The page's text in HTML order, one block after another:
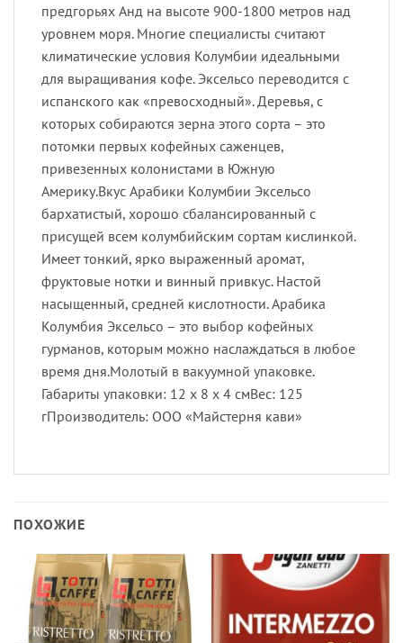
предгорьях Анд на высоте 900-1800 метров над
уровнем моря. Многие специалисты считают
климатические условия Колумбии идеальными
для выращивания кофе. Эксельсо переводится с
испанского как «превосходный». Деревья, с
которых собираются зерна этого сорта – это
потомки первых кофейных саженцев,
привезенных колонистами в Южную
Америку.Вкус Арабики Колумбии Эксельсо
бархатистый, хорошо сбалансированный с
присущей всем колумбийским сортам кислинкой.
Имеет тонкий, ярко выраженный аромат,
фруктовые нотки и винный привкус. Настой
насыщенный, средней кислотности. Арабика
Колумбия Эксельсо – это выбор кофейных
гурманов, которым можно наслаждаться в любое
время дня.Молотый в вакуумной упаковке.
Габариты упаковки: 12 х 8 х 4 смВес: 125
гПроизводитель: ООО «Майстерня кави»
ПОХОЖИЕ